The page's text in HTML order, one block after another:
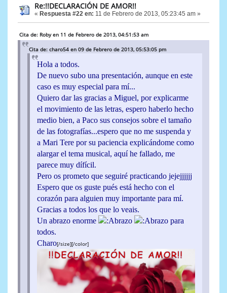
Re:!!DECLARACIÓN DE AMOR!!
« Respuesta #22 en: 11 de Febrero de 2013, 05:23:45 am »
Cita de: Roby en 11 de Febrero de 2013, 04:51:53 am
Cita de: charo54 en 09 de Febrero de 2013, 05:53:05 pm
Hola a todos.
De nuevo subo una presentación, aunque en este
caso es muy especial para mí...
Quiero dar las gracias a Miguel, por explicarme
el movimiento de las letras, espero haberlo hecho
medio bien, a Paco sus consejos sobre el tamaño
de las fotografías...espero que no me suspenda y
a Mari Tere por su paciencia explicándome como
alargar el tema musical, aquí he fallado, me
parece muy dífícil.
Pero os prometo que seguiré practicando jejejjjjjj
Espero que os guste pués está hecho con el
corazón para alguien muy importante para mí.
Gracias a todos los que lo veais.
Un abrazo enorme
para
todos.
Charo[/size][/color]